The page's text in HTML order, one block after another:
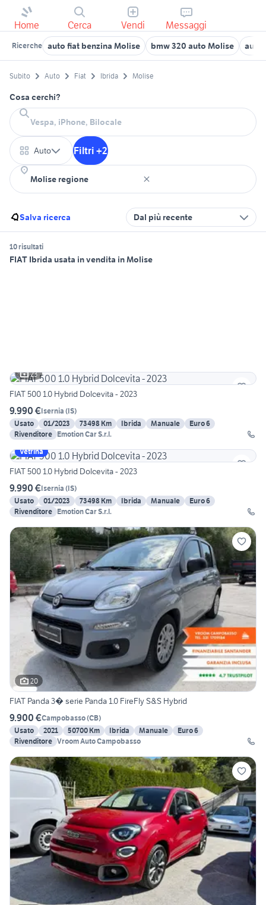
Home Cerca Vendi Messaggi
Ricerche auto fiat benzina Molise bmw 320 auto Molise auto
Subito Auto Fiat Ibrida Molise
Cosa cerchi?
Auto Filtri +2
Salva ricerca Dal più recente
10 risultati
FIAT Ibrida usata in vendita in Molise
23
FIAT 500 1.0 Hybrid Dolcevita - 2023
9.990 €Isernia (IS)
Usato
01/2023 73498 Km Ibrida Manuale
Euro 6
Rivenditore Emotion Car S.r.l.
Vetrina
FIAT 500 1.0 Hybrid Dolcevita - 2023
9.990 €Isernia (IS)
Usato
01/2023 73498 Km Ibrida Manuale
Euro 6
Rivenditore Emotion Car S.r.l.
20
FIAT Panda 3� serie Panda 1.0 FireFly S&S Hybrid
9.900 €Campobasso(CB)
Usato
2021 50700 Km Ibrida Manuale
Euro 6
Rivenditore Vroom Auto Campobasso